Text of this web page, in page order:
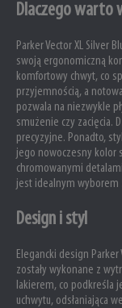
Dlaczego warto
Parker Vector XL Silver
swoją ergonomiczną
komfortowy chwyt, co
przyjemnością, a
pozwala na niezwykle
smużenie czy zacięcia.
precyzyjne. Ponadto,
jego nowoczesny kolor
chromowanymi
jest idealnym wyborem
Design i styl
Elegancki design
zostały wykonane z
lakierem, co podkreśla
uchwytu, odsłaniająca